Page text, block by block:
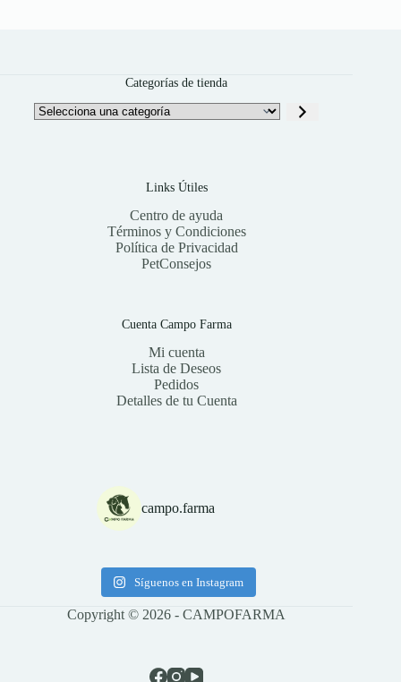
Categorías de tienda
Selecciona
una
Links Útiles
Centro de ayuda
Términos y Condiciones
Política de Privacidad
PetConsejos
Cuenta Campo Farma
Mi cuenta
Lista de Deseos
Pedidos
Detalles de tu Cuenta
campo.farma
Síguenos en Instagram
Copyright © 2026 - CAMPOFARMA